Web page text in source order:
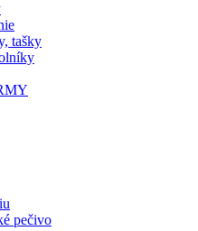
tašky
pečivo